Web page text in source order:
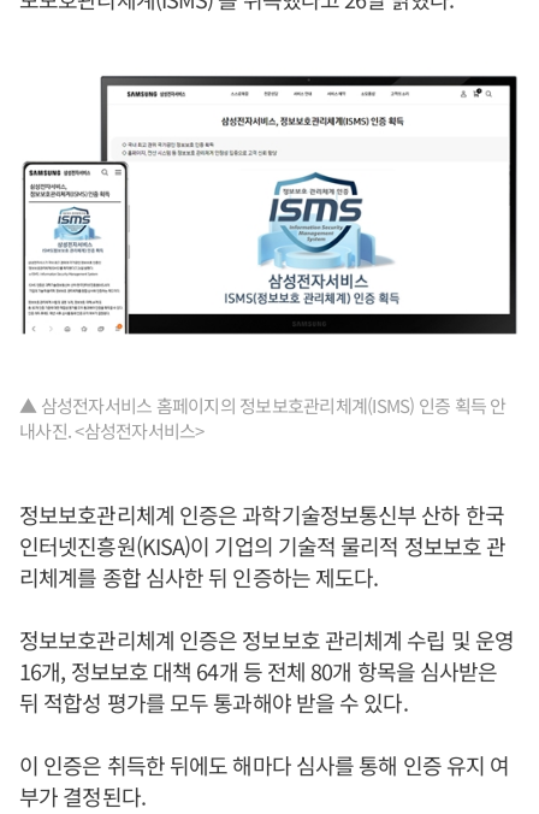
▲ 삼성전자서비스 홈페이지의 정보보호관리체계(ISMS) 인증 획득 안
내사진. <삼성전자서비스>
정보보호관리체계 인증은 과학기술정보통신부 산하 한국
인터넷진흥원(KISA)이 기업의 기술적 물리적 정보보호 관
리체계를 종합 심사한 뒤 인증하는 제도다.
정보보호관리체계 인증은 정보보호 관리체계 수립 및 운영
16개, 정보보호 대책 64개 등 전체 80개 항목을 심사받은
뒤 적합성 평가를 모두 통과해야 받을 수 있다.
이 인증은 취득한 뒤에도 해마다 심사를 통해 인증 유지 여
부가 결정된다.